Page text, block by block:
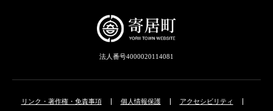
法人番号4000020114081
リンク・著作権・免責事項 個人情報保護
アクセシビリティ